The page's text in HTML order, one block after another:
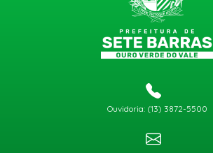
Ouvidoria: (13) 3872-5500